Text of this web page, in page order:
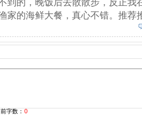
到的，晚饭后去散散步，反正我
家的海鲜大餐，真心不错。推荐
字数： 0